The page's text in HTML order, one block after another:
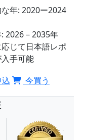
年: 2020ー2024
2026－2035年
じて日本語レポ
手可能
今買う